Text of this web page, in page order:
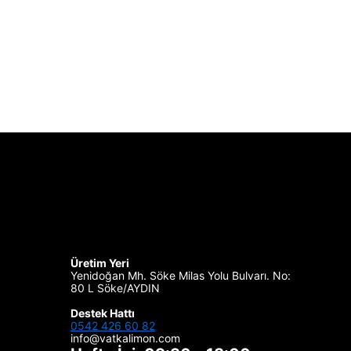
Üretim Yeri
Yenidoğan Mh. Söke Milas Yolu Bulvarı. No:
80 L Söke/AYDIN
Destek Hattı
0542 426 60 82
info@vatkalimon.com